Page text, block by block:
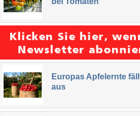
Europas Apfelernte
aus